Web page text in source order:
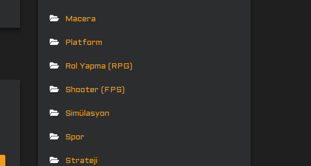
Macera
Platform
Rol Yapma (RPG)
Shooter (FPS)
Simülasyon
Spor
Strateji